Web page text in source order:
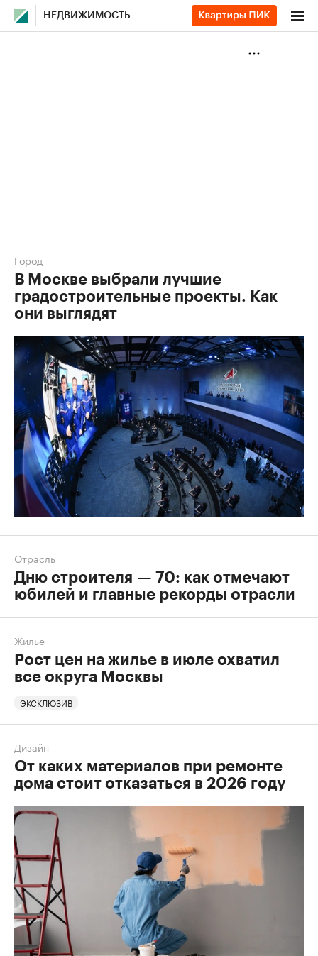
НЕДВИЖИМОСТЬ
Город
В Москве выбрали лучшие
градостроительные проекты. Как
они выглядят
Отрасль
Дню строителя — 70: как отмечают
юбилей и главные рекорды отрасли
Жилье
Рост цен на жилье в июле охватил
все округа Москвы
ЭКСКЛЮЗИВ
Дизайн
От каких материалов при ремонте
дома стоит отказаться в 2026 году